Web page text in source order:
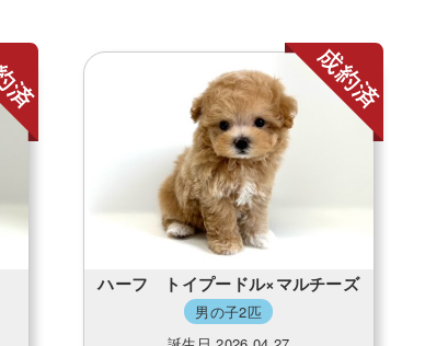
ハーフ トイプードル×マルチーズ
男の子2匹